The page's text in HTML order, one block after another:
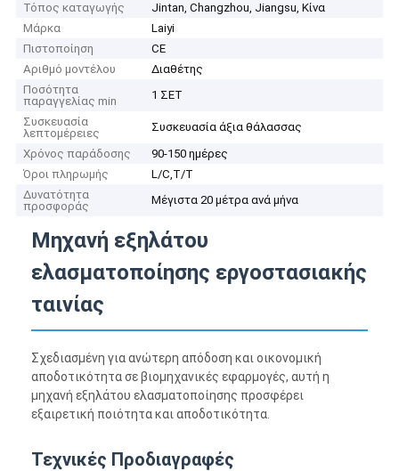
Τόπος καταγωγής
Jintan, Changzhou, Jiangsu, Κίνα
Μάρκα
Laiyi
Πιστοποίηση
CE
Αριθμό μοντέλου
Διαθέτης
Ποσότητα
παραγγελίας min
1 ΣΕΤ
Συσκευασία
λεπτομέρειες
Συσκευασία άξια θάλασσας
Χρόνος παράδοσης
90-150 ημέρες
Όροι πληρωμής
L/C,T/T
Δυνατότητα
προσφοράς
Μέγιστα 20 μέτρα ανά μήνα
Μηχανή εξηλάτου
ελασματοποίησης εργοστασιακής
ταινίας
Σχεδιασμένη για ανώτερη απόδοση και οικονομική
αποδοτικότητα σε βιομηχανικές εφαρμογές, αυτή η
μηχανή εξηλάτου ελασματοποίησης προσφέρει
εξαιρετική ποιότητα και αποδοτικότητα.
Τεχνικές Προδιαγραφές